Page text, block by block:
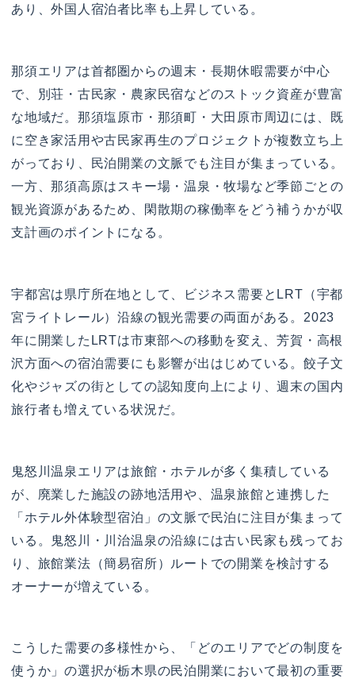
あり、外国人宿泊者比率も上昇している。
那須エリアは首都圏からの週末・長期休暇需要が中心
で、別荘・古民家・農家民宿などのストック資産が豊富
な地域だ。那須塩原市・那須町・大田原市周辺には、既
に空き家活用や古民家再生のプロジェクトが複数立ち上
がっており、民泊開業の文脈でも注目が集まっている。
一方、那須高原はスキー場・温泉・牧場など季節ごとの
観光資源があるため、閑散期の稼働率をどう補うかが収
支計画のポイントになる。
宇都宮は県庁所在地として、ビジネス需要とLRT（宇都
宮ライトレール）沿線の観光需要の両面がある。2023
年に開業したLRTは市東部への移動を変え、芳賀・高根
沢方面への宿泊需要にも影響が出はじめている。餃子文
化やジャズの街としての認知度向上により、週末の国内
旅行者も増えている状況だ。
鬼怒川温泉エリアは旅館・ホテルが多く集積している
が、廃業した施設の跡地活用や、温泉旅館と連携した
「ホテル外体験型宿泊」の文脈で民泊に注目が集まって
いる。鬼怒川・川治温泉の沿線には古い民家も残ってお
り、旅館業法（簡易宿所）ルートでの開業を検討する
オーナーが増えている。
こうした需要の多様性から、「どのエリアでどの制度を
使うか」の選択が栃木県の民泊開業において最初の重要